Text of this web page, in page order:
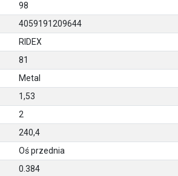
98
4059191209644
RIDEX
81
Metal
1,53
2
240,4
Oś przednia
0.384